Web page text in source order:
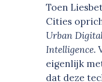
Toen
Cities
Urban
Intelligence.
eigenlijk
dat deze